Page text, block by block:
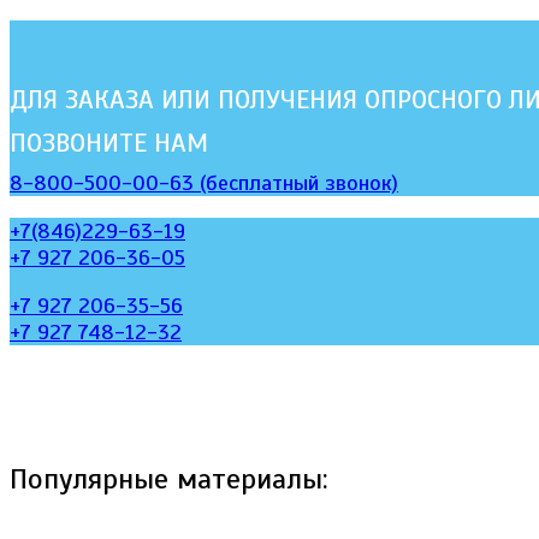
ДЛЯ ЗАКАЗА ИЛИ ПОЛУЧЕНИЯ ОПРОСНОГО
ПОЗВОНИТЕ НАМ
8-800-500-00-63 (бесплатный звонок)
+7(846)229-63-19
+7 927 206-36-05
+7 927 206-35-56
+7 927 748-12-32
Популярные материалы: